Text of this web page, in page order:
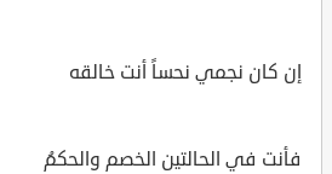
إن كان نجمي نحساً أنت خالقه
فأنت في الحالتين الخصم والحكمُ